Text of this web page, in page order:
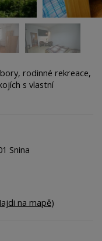
rodinné rekreace,
s vlastní
Snina
na mapě)